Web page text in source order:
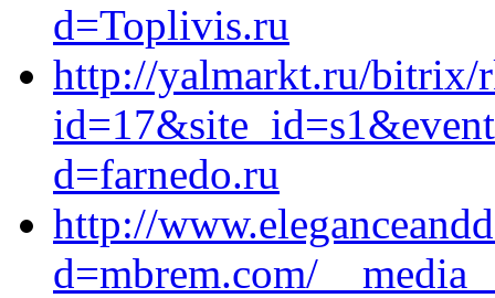
d=Toplivis.ru
http://yalmarkt.ru/bitrix/
d=farnedo.ru
http://
d=mbrem.com/